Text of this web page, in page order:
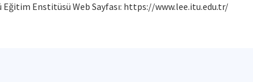
Eğitim Enstitüsü Web Sayfası: https://www.lee.itu.edu.tr/